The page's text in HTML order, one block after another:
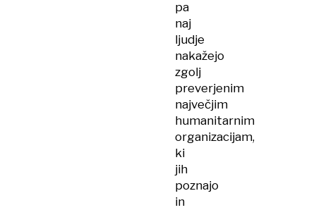
pa
naj
ljudje
nakažejo
zgolj
preverjenim
največjim
humanitarnim
organizacijam,
ki
jih
poznajo
in